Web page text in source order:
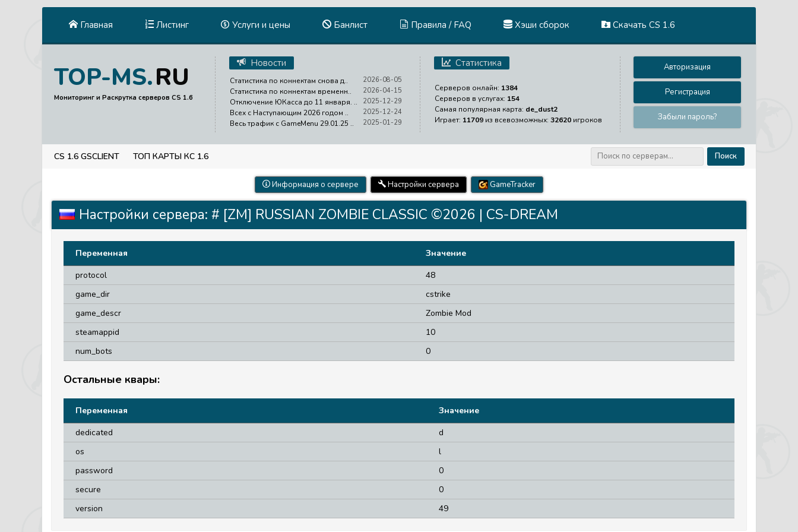
Главная Листинг Услуги и цены Банлист Правила / FAQ Хэши сборок Скачать CS 1.6
TOP-MS.RU
Мониторинг и Раскрутка серверов CS 1.6
Новости
2026-08-05
Статистика по коннектам снова д..
2026-04-15
Статистика по коннектам временн..
2025-12-29
Отключение ЮКасса до 11 января. ..
2025-12-24
Всех с Наступающим 2026 годом ..
2025-01-29
Весь трафик с GameMenu 29.01.25 ..
Статистика
Серверов онлайн: 1384
Серверов в услугах: 154
Самая популярная карта: de_dust2
Играет: 11709 из всевозможных: 32620 игроков
Авторизация
Регистрация
Забыли пароль?
CS 1.6 GSCLIENT ТОП КАРТЫ КС 1.6 Поиск
Информация о сервере Настройки сервера GameTracker
Настройки сервера: # [ZM] RUSSIAN ZOMBIE CLASSIC ©2026 | CS-DREAM
Переменная
Значение
protocol
48
game_dir
cstrike
game_descr
Zombie Mod
steamappid
10
num_bots
0
Остальные квары:
Переменная
Значение
dedicated
d
os
l
password
0
secure
0
version
49